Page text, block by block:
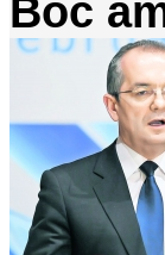
Boc